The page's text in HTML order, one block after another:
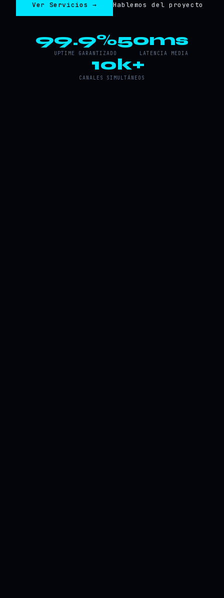
Ver Servicios → Hablemos del proyecto
99.9%
UPTIME GARANTIZADO
50ms
LATENCIA MEDIA
10k+
CANALES SIMULTÁNEOS